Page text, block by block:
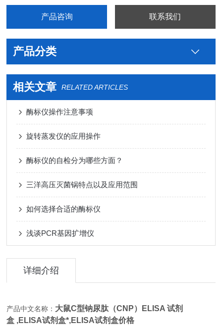
产品咨询 联系我们
产品分类
相关文章 RELATED ARTICLES
酶标仪操作注意事项
旋转蒸发仪的应用操作
酶标仪的自检分为哪些方面？
三洋高压灭菌锅特点以及应用范围
如何选择合适的酶标仪
浅谈PCR基因扩增仪
详细介绍
产品中文名称： 大鼠C型钠尿肽（CNP）ELISA 试剂
盒 ,ELISA试剂盒*,ELISA试剂盒价格